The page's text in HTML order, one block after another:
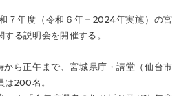
７年度（令和６年＝2024年実施）の宮
る説明会を開催する。
から正午まで、宮城県庁・講堂（仙台市
は200名。